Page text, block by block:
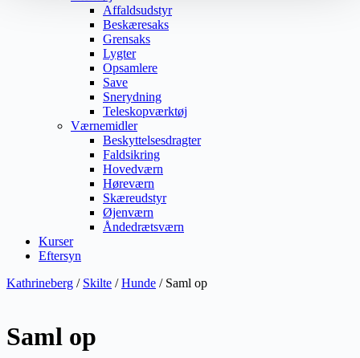
Affaldsudstyr
Beskæresaks
Grensaks
Lygter
Opsamlere
Save
Snerydning
Teleskopværktøj
Værnemidler
Beskyttelsesdragter
Faldsikring
Hovedværn
Høreværn
Skæreudstyr
Øjenværn
Åndedrætsværn
Kurser
Eftersyn
Kathrineberg / Skilte /Hunde / Saml op
Saml op